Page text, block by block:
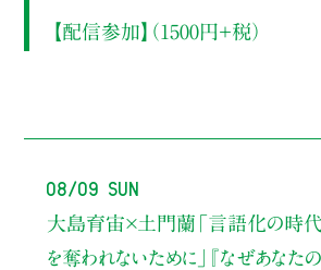
【配信参加】（1500円＋税）
08/09 Sun
大島育宙×土門蘭 「言語化の時
を奪われないために」
『なぜあなた